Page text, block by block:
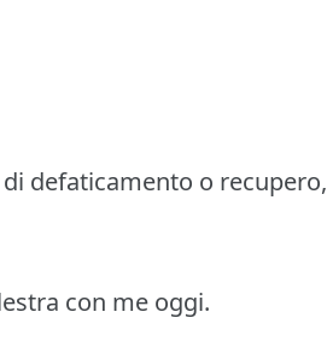
defaticamento o recupero,
con me oggi.